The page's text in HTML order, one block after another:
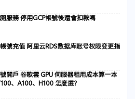
服務 停用GCP帳號後還會扣款嗎
號充值 阿里云RDS数据库账号权限变更指
開戶 谷歌雲 GPU 伺服器租用成本算一本
、A100、H100 怎麼選？